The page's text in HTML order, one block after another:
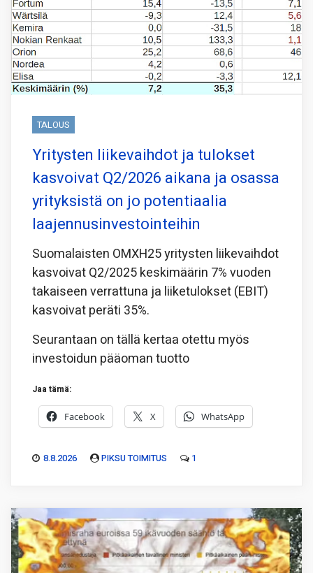
TALOUS
Yritysten liikevaihdot ja tulokset
kasvoivat Q2/2026 aikana ja osassa
yrityksistä on jo potentiaalia
laajennusinvestointeihin
Suomalaisten OMXH25 yritysten liikevaihdot
kasvoivat Q2/2025 keskimäärin 7% vuoden
takaiseen verrattuna ja liiketulokset (EBIT)
kasvoivat peräti 35%.
Seurantaan on tällä kertaa otettu myös
investoidun pääoman tuotto
Jaa tämä:
Facebook X WhatsApp
8.8.2026 PIKSU TOIMITUS 1